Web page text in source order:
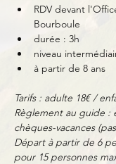
RDV devant
Bourboule
durée : 3h
niveau
à partir de 8 ans
Tarifs : adulte 18€ /
Règlement au guide :
chèques-vacances
Départ à partir de 6
pour 15 personnes